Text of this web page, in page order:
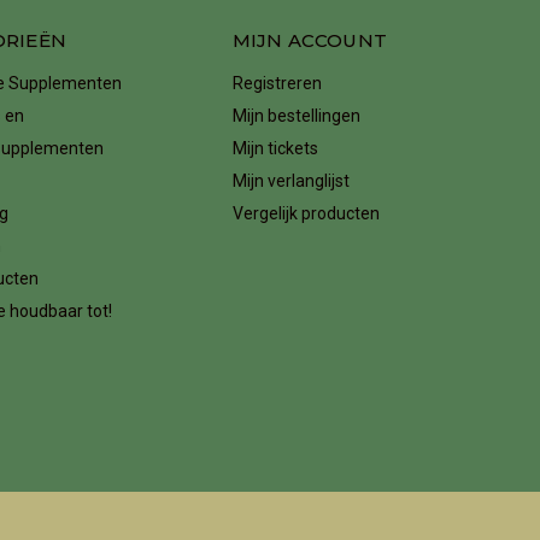
Supplementen
en
houdbaar tot!
MIJN ACCOUNT
Registreren
Mijn bestellingen
Mijn tickets
Mijn verlanglijst
Vergelijk producten